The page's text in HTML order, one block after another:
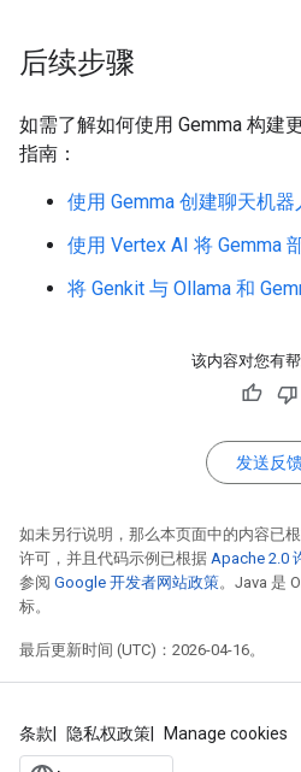
后续步骤
如需了解如何使用 Gemma 构建
指南：
使用 Gemma 创建聊天机器
使用 Vertex AI 将 Gemma
将 Genkit 与 Ollama 和
该内容对您有
发送反
如未另行说明，那么本页面中的内容已
许可，并且代码示例已根据 Apache 2.0
参阅 Google 开发者网站政策。Java 是
标。
最后更新时间 (UTC)：2026-04-16。
条款 隐私权政策 Manage cookies